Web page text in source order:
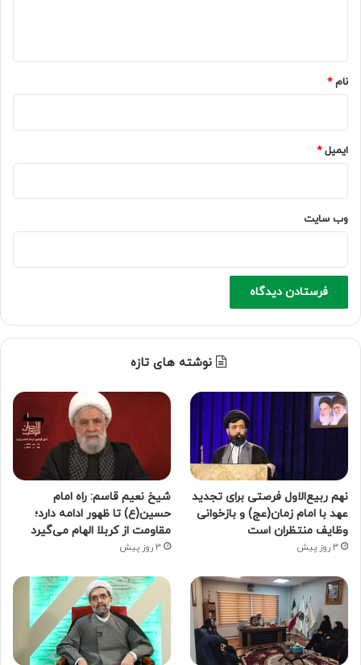
نام*
ایمیل*
وب‌ سایت
نوشته های تازه
نهم ربیع‌الاول فرصتی برای تجدید
عهد با امام زمان(عج) و بازخوانی
وظایف منتظران است
3 روز پیش
شیخ نعیم قاسم: راه امام
حسین(ع) تا ظهور ادامه دارد؛
مقاومت از کربلا الهام می‌گیرد
3 روز پیش